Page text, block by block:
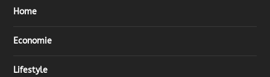
Home
Economie
Lifestyle